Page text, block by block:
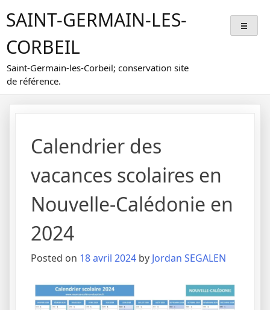
toSAINT-GERMAIN-LES-
CORBEIL
Saint-Germain-les-Corbeil; conservation site
de référence.
Calendrier des
vacances scolaires en
Nouvelle-Calédonie en
2024
Posted on 18 avril 2024 by Jordan SEGALEN